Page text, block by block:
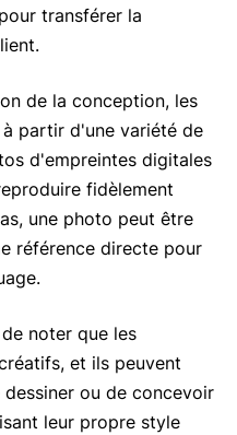
transférer la
de la conception, les
partir d'une variété de
d'empreintes digitales
fidèlement
une photo peut être
référence directe pour
noter que les
et ils peuvent
ou de concevoir
leur propre style